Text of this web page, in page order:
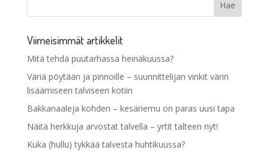
Viimeisimmät artikkelit
Mitä tehdä puutarhassa heinäkuussa?
Väriä pöytään ja pinnoille – suunnittelijan vinkit värin
lisäämiseen talviseen kotiin
Bakkanaaleja kohden – kesäriemu on paras uusi tapa
Näitä herkkuja arvostat talvella – yrtit talteen nyt!
Kuka (hullu) tykkää talvesta huhtikuussa?